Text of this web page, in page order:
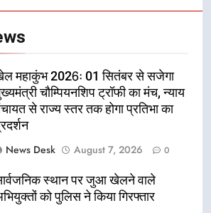
महाकुंभ 2026ः 01 सितंबर से सजेगा
चौम्पियनशिप ट्रॉफी का मंच, न्याय
से राज्य स्तर तक होगा प्रतिभा का
News Desk
August 7, 2026 0
स्थान पर जुआ खेलने वाले
को पुलिस ने किया गिरफ्तार